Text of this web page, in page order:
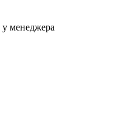
менеджера